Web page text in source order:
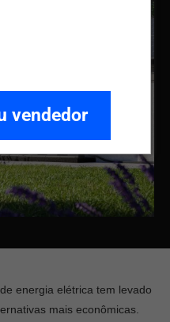
vendedor
energia elétrica tem levado
mais econômicas.